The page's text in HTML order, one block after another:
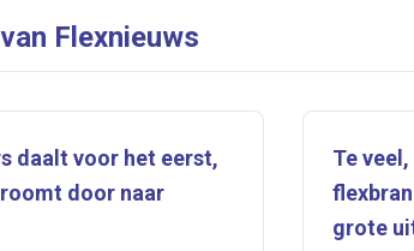
Flexnieuws
daalt voor het eerst,
door naar
Te
grote